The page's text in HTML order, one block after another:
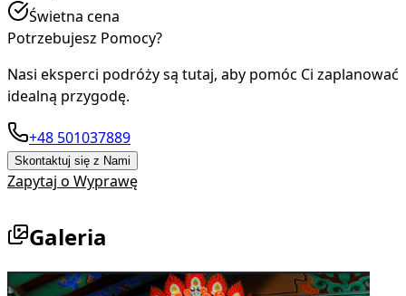
Świetna cena
Potrzebujesz Pomocy?
Nasi eksperci podróży są tutaj, aby pomóc Ci zaplanować
idealną przygodę.
+48 501037889
Skontaktuj się z Nami
Zapytaj o Wyprawę
Galeria